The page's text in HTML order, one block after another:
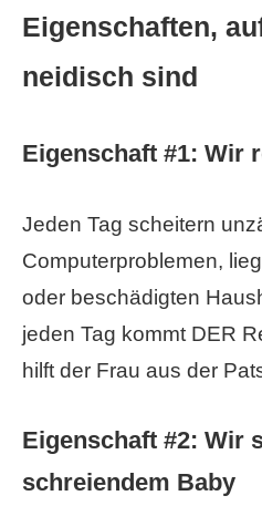
Eigenschaften,
neidisch sind
Eigenschaft #1: Wir
Jeden Tag scheitern
Computerproblemen,
oder beschädigten
jeden Tag kommt DER
hilft der Frau aus der
Eigenschaft #2: Wir
schreiendem Baby